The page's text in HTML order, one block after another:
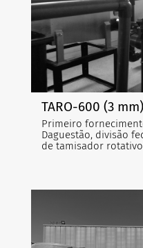
TARO-600 (3
Primeiro
Daguestão, divisão
de tamisador rotativo